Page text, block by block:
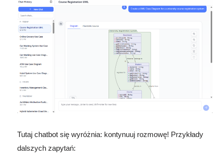
Tutaj chatbot się wyróżnia: kontynuuj rozmowę! Przykłady
dalszych zapytań: